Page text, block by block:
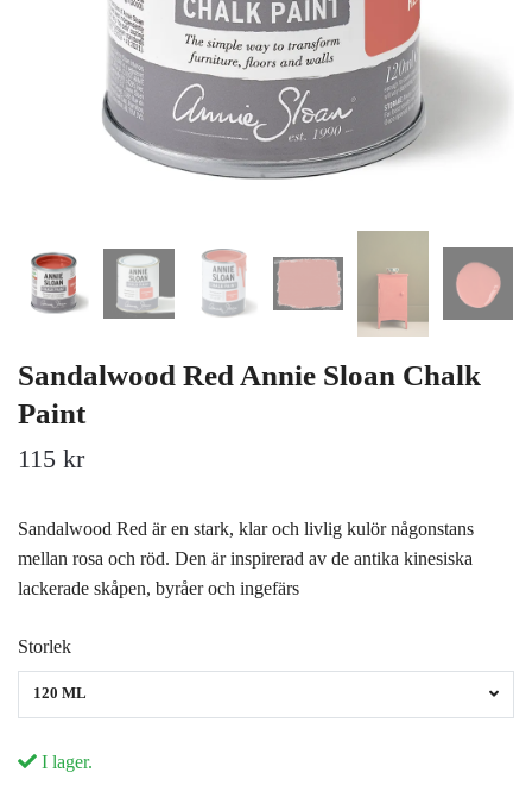
Sandalwood Red Annie Sloan Chalk
Paint
115 kr
Sandalwood Red är en stark, klar och livlig kulör någonstans
mellan rosa och röd. Den är inspirerad av de antika kinesiska
lackerade skåpen, byråer och ingefärs
Storlek
120 ML
I lager.